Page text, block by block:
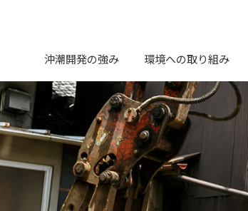
沖潮開発の強み
環境への取り組み